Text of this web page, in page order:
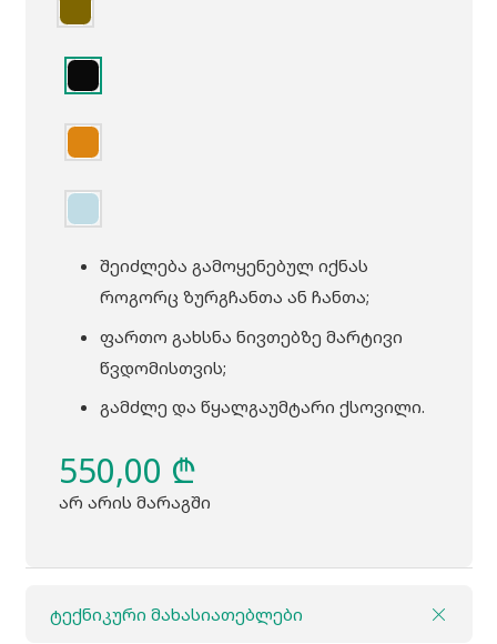
შეიძლება გამოყენებულ იქნას
როგორც ზურგჩანთა ან ჩანთა;
ფართო გახსნა ნივთებზე მარტივი
წვდომისთვის;
გამძლე და წყალგაუმტარი ქსოვილი.
550,00 ₾
არ არის მარაგში
ტექნიკური მახასიათებლები